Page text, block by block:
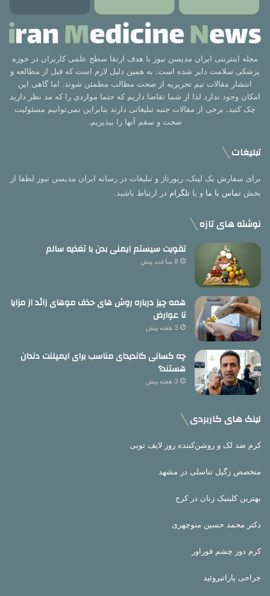
مجله اینترنتی ایران مدیسن نیوز با هدف ارتقا سطح علمی کاربران در حوزه
پزشکی سلامت دایر شده است. به همین دلیل لازم است که قبل از مطالعه و
انتشار مقالات تیم تحریریه از صحت مطالب مطمئن شوند. اما گاهی این
امکان وجود ندارد لذا از شما تقاضا داریم که حتما مواردی را که مد نظر دارید
چک کنید. برخی از مقالات جنبه تبلیغاتی دارند بنابراین نمی‌توانیم مسئولیت
صحت و سقم آنها را بپذیریم.
تبلیغات
برای سفارش بک لینک، رپورتاژ و تبلیغات در رسانه ایران مدیسن نیوز لطفا از
بخش تماس با ما و یا تلگرام در ارتباط باشید.
نوشته های تازه
تقویت سیستم ایمنی بدن با تغذیه سالم
8 ساعت پیش
همه چیز درباره روش های حذف موهای زائد از مزایا
تا عوارض
3 هفته پیش
چه کسانی کاندیدای مناسب برای ایمپلنت دندان
هستند؟
3 هفته پیش
لینک های کاربردی
کرم ضد لک و روشن‌کننده روز لایف توبی
متخصص زگیل تناسلی در مشهد
بهترین کلینیک زنان در کرج
دکتر محمد حسین منوچهری
کرم دور چشم فوراور
جراحی پاراتیروئید